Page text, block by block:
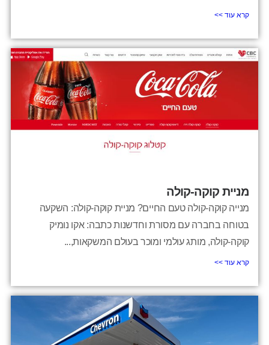
קרא עוד >>
מניית קוקה-קולה
מנייה קוקה-קולה טעם החיים? מניית קוקה-קולה: השקעה
בטוחה בחברה עם מסורת וחדשנות כתבה: אקו נומיק
קוקה-קולה, מותג עולמי ומוכר בעולם המשקאות,...
קרא עוד >>